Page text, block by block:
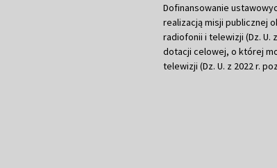
Dofinansowanie
realizacją misji publicznej
radiofonii i telewizji (Dz. U.
dotacji celowej, o której
telewizji (Dz. U. z 2022 r.